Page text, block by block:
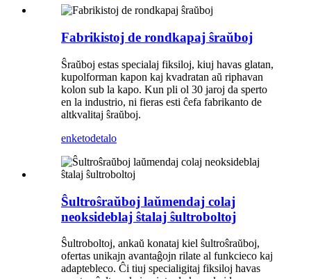
Fabrikistoj de rondkapaj ŝraŭboj
Ŝraŭboj estas specialaj fiksiloj, kiuj havas glatan,
kupolforman kapon kaj kvadratan aŭ riphavan
kolon sub la kapo. Kun pli ol 30 jaroj da sperto
en la industrio, ni fieras esti ĉefa fabrikanto de
altkvalitaj ŝraŭboj.
enketodetalo
Ŝultroŝraŭboj laŭmendaj colaj
neoksideblaj ŝtalaj ŝultroboltoj
Ŝultroboltoj, ankaŭ konataj kiel ŝultroŝraŭboj,
ofertas unikajn avantaĝojn rilate al funkcieco kaj
adaptebleco. Ĉi tiuj specialigitaj fiksiloj havas